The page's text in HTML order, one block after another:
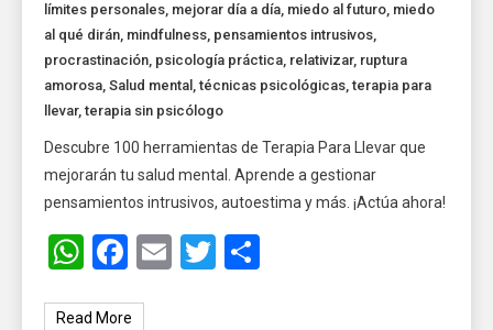
límites personales, mejorar día a día, miedo al futuro, miedo
al qué dirán, mindfulness, pensamientos intrusivos,
procrastinación, psicología práctica, relativizar, ruptura
amorosa,Salud mental ,técnicas psicológicas,terapia para
llevar,terapia sin psicólogo
Descubre 100 herramientas de Terapia Para Llevar que
mejorarán tu salud mental. Aprende a gestionar
pensamientos intrusivos, autoestima y más. ¡Actúa ahora!
WhatsApp
Facebook
EmailTwitter
Read More